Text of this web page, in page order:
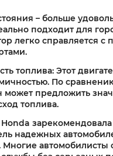
– больше
подходит для
легко справляется с
топлива: Этот
По
может предложить
топлива.
Honda зарекомендовала
надежных
автомобилисты